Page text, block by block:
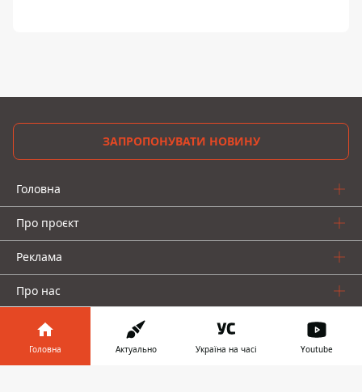
ЗАПРОПОНУВАТИ НОВИНУ
Головна
Про проєкт
Реклама
Про нас
Головна Актуально Україна на часі Youtube